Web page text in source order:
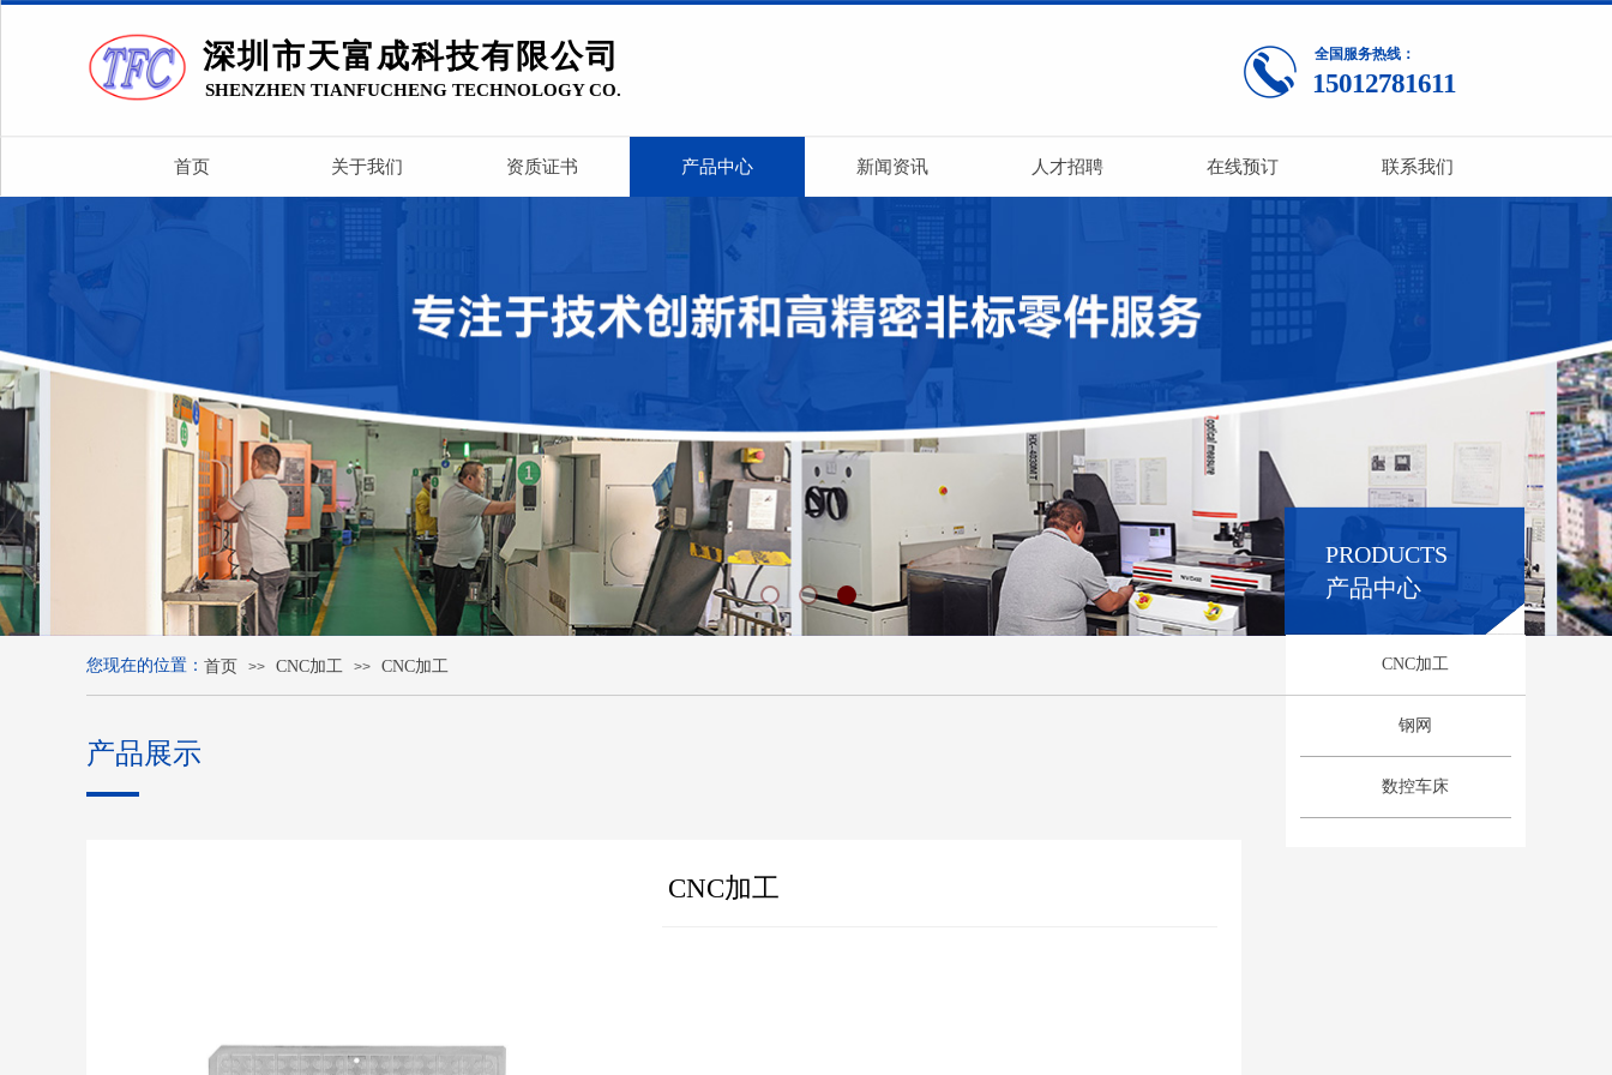
15012781611
全国服务热线：
深圳市天富成科技有限公司
SHENZHEN TIANFUCHENG TECHNOLOGY CO.
首页 关于我们 资质证书 产品中心 新闻资讯 人才招聘 在线预订 联系我们
PRODUCTS
产品中心
CNC加工
钢网
数控车床
首页 >> CNC加工 >> CNC加工
您现在的位置：
产品展示
CNC加工